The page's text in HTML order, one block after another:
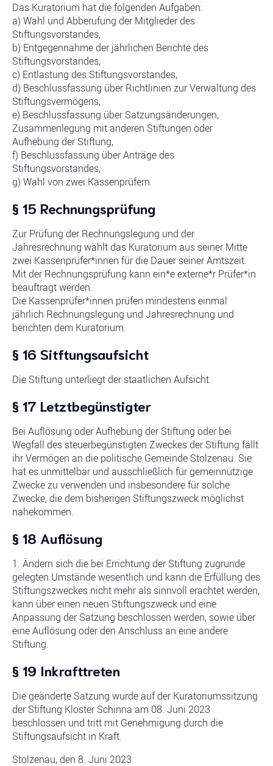
Das Kuratorium hat die folgenden Aufgaben:
a) Wahl und Abberufung der Mitglieder des
Stiftungsvorstandes,
b) Entgegennahme der jährlichen Berichte des
Stiftungsvorstandes,
c) Entlastung des Stiftungsvorstandes,
d) Beschlussfassung über Richtlinien zur Verwaltung des
Stiftungsvermögens,
e) Beschlussfassung über Satzungsänderungen,
Zusammenlegung mit anderen Stiftungen oder
Aufhebung der Stiftung,
f) Beschlussfassung über Anträge des
Stiftungsvorstandes,
g) Wahl von zwei Kassenprüfern.
§ 15 Rechnungsprüfung
Zur Prüfung der Rechnungslegung und der
Jahresrechnung wählt das Kuratorium aus seiner Mitte
zwei Kassenprüfer*innen für die Dauer seiner Amtszeit.
Mit der Rechnungsprüfung kann ein*e externe*r Prüfer*in
beauftragt werden.
Die Kassenprüfer*innen prüfen mindestens einmal
jährlich Rechnungslegung und Jahresrechnung und
berichten dem Kuratorium.
§ 16 Sitftungsaufsicht
Die Stiftung unterliegt der staatlichen Aufsicht.
§ 17 Letztbegünstigter
Bei Auflösung oder Aufhebung der Stiftung oder bei
Wegfall des steuerbegünstigten Zweckes der Stiftung fällt
ihr Vermögen an die politische Gemeinde Stolzenau. Sie
hat es unmittelbar und ausschließlich für gemeinnützige
Zwecke zu verwenden und insbesondere für solche
Zwecke, die dem bisherigen Stiftungszweck möglichst
nahekommen.
§ 18 Auflösung
1. Ändern sich die bei Errichtung der Stiftung zugrunde
gelegten Umstände wesentlich und kann die Erfüllung des
Stiftungszweckes nicht mehr als sinnvoll erachtet werden,
kann über einen neuen Stiftungszweck und eine
Anpassung der Satzung beschlossen werden, sowie über
eine Auflösung oder den Anschluss an eine andere
Stiftung.
§ 19 Inkrafttreten
Die geänderte Satzung wurde auf der Kuratoriumssitzung
der Stiftung Kloster Schinna am 08. Juni 2023
beschlossen und tritt mit Genehmigung durch die
Stiftungsaufsicht in Kraft.
Stolzenau, den 8. Juni 2023